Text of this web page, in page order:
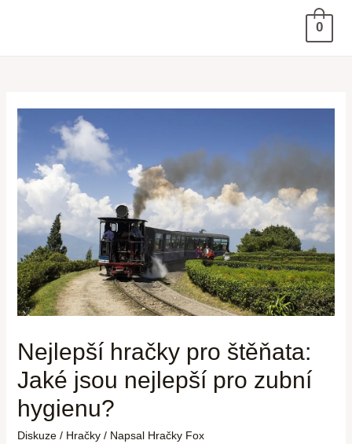
0
Nejlepší hračky pro štěňata:
Jaké jsou nejlepší pro zubní
hygienu?
Diskuze / Hračky/ Napsal Hračky Fox